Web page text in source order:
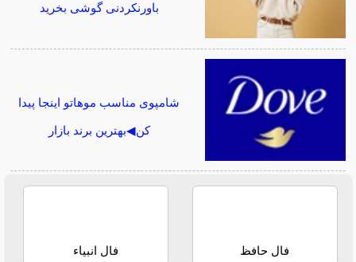
باورنکردنی گوشی بخرید
شامپوی مناسب موهاتو اینجا پیدا
کن◀بهترین برند بازار
فال حافظ فال انبیاء